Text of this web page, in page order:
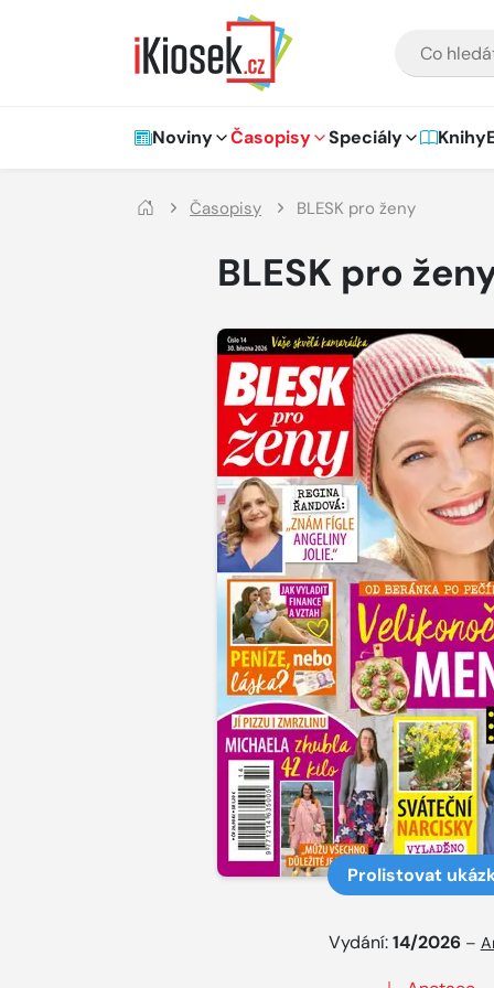
Hlavní navigace
Noviny Časopisy Speciály Knihy
Časopisy BLESK pro ženy
BLESK pro
Prolistovat
Vydání:14/2026 –